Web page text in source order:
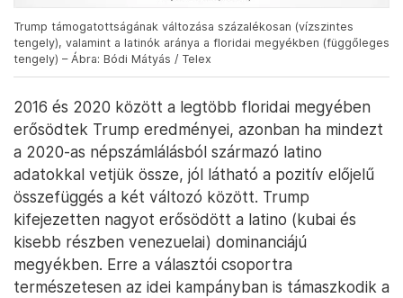
Trump támogatottságának változása százalékosan (vízszintes
tengely), valamint a latinók aránya a floridai megyékben (függőleges
tengely) – Ábra: Bódi Mátyás / Telex
2016 és 2020 között a legtöbb floridai megyében
erősödtek Trump eredményei, azonban ha mindezt
a 2020-as népszámlálásból származó latino
adatokkal vetjük össze, jól látható a pozitív előjelű
összefüggés a két változó között. Trump
kifejezetten nagyot erősödött a latino (kubai és
kisebb részben venezuelai) dominanciájú
megyékben. Erre a választói csoportra
természetesen az idei kampányban is támaszkodik a